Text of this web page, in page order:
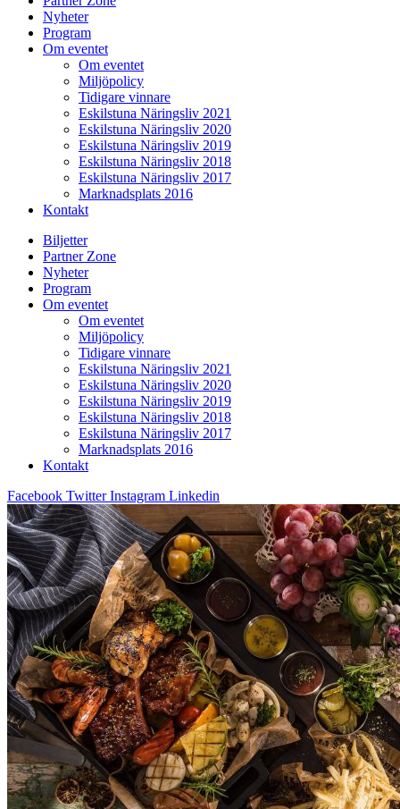
Nyheter
Program
Om eventet
Om eventet
Miljöpolicy
Tidigare vinnare
Eskilstuna Näringsliv 2021
Eskilstuna Näringsliv 2020
Eskilstuna Näringsliv 2019
Eskilstuna Näringsliv 2018
Eskilstuna Näringsliv 2017
Marknadsplats 2016
Kontakt
Biljetter
Partner Zone
Nyheter
Program
Om eventet
Om eventet
Miljöpolicy
Tidigare vinnare
Eskilstuna Näringsliv 2021
Eskilstuna Näringsliv 2020
Eskilstuna Näringsliv 2019
Eskilstuna Näringsliv 2018
Eskilstuna Näringsliv 2017
Marknadsplats 2016
Kontakt
Facebook Twitter Instagram Linkedin